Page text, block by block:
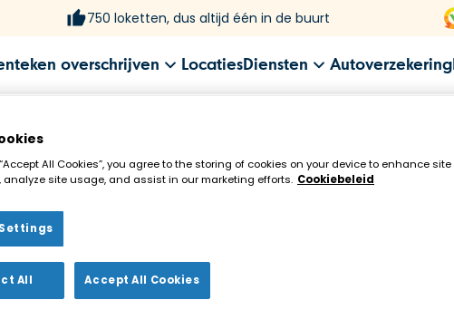
750 loketten, dus altijd één in de buurt
overschrijven LocatiesDiensten Autoverzekering
in de buurt!
All Cookies”, you agree to the storing of cookies on your device to enhance site
site usage, and assist in our marketing efforts. Cookiebeleid
All Accept All Cookies